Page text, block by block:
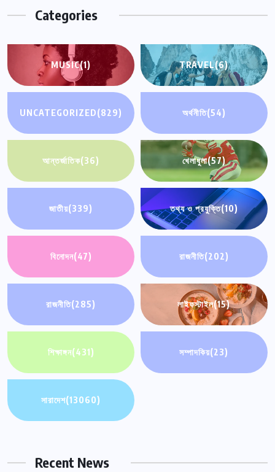
Categories
MUSIC(1) TRAVEL(6)
UNCATEGORIZED(829) অর্থনীতি(54)
আন্তর্জাতিক(36) খেলাধুলা(57)
জাতীয়(339) তথ্য ও প্রযুক্তি(10)
বিনোদন(47) রাজনীতি(202)
রাজনীতি(285) লাইফস্টাইল(15)
শিক্ষাঙ্গন(431) সম্পাদকিয়(23)
সারাদেশ(13060)
Recent News